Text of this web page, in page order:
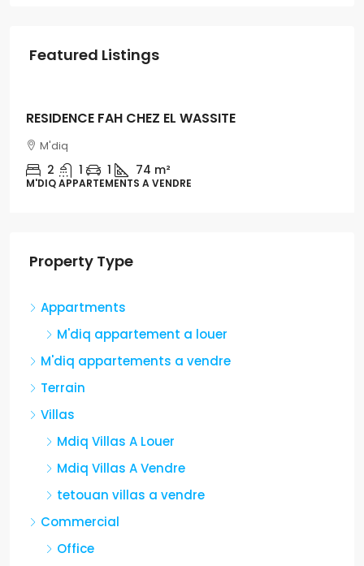
Featured Listings
LA PERLA EN LOCATION
M'diq
1 1 54m
M'DIQ APPARTEMENT A LOUER, APPARTMENTS
Property Type
Appartments
M'diq appartement a louer
M'diq appartements a vendre
Terrain
Villas
Mdiq Villas A Louer
Mdiq Villas A Vendre
tetouan villas a vendre
Commercial
Office